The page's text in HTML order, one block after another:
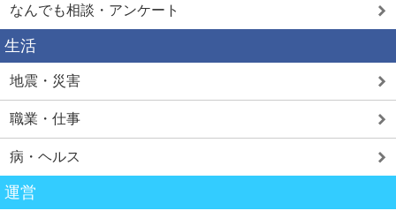
なんでも相談・アンケート
生活
地震・災害
職業・仕事
病・ヘルス
運営